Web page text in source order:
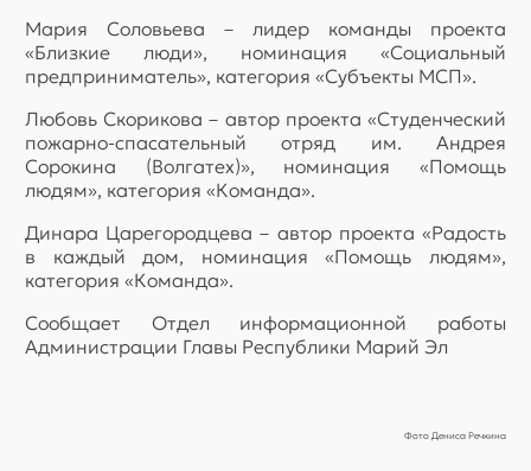
Мария Соловьева – лидер команды проекта
«Близкие люди», номинация «Социальный
предприниматель», категория «Субъекты МСП».
Любовь Скорикова – автор проекта «Студенческий
пожарно-спасательный отряд им. Андрея
Сорокина (Волгатех)», номинация «Помощь
людям», категория «Команда».
Динара Царегородцева – автор проекта «Радость
в каждый дом, номинация «Помощь людям»,
категория «Команда».
Сообщает Отдел информационной работы
Администрации Главы Республики Марий Эл
Фото Дениса Речкина